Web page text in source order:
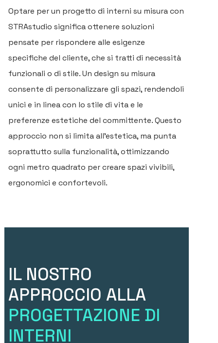
Optare per un progetto di interni su misura con
STRAstudio significa ottenere soluzioni
pensate per rispondere alle esigenze
specifiche del cliente, che si tratti di necessità
funzionali o di stile. Un design su misura
consente di personalizzare gli spazi, rendendoli
unici e in linea con lo stile di vita e le
preferenze estetiche del committente. Questo
approccio non si limita all'estetica, ma punta
soprattutto sulla funzionalità, ottimizzando
ogni metro quadrato per creare spazi vivibili,
ergonomici e confortevoli.
IL NOSTRO
APPROCCIO ALLA
PROGETTAZIONE DI
INTERNI